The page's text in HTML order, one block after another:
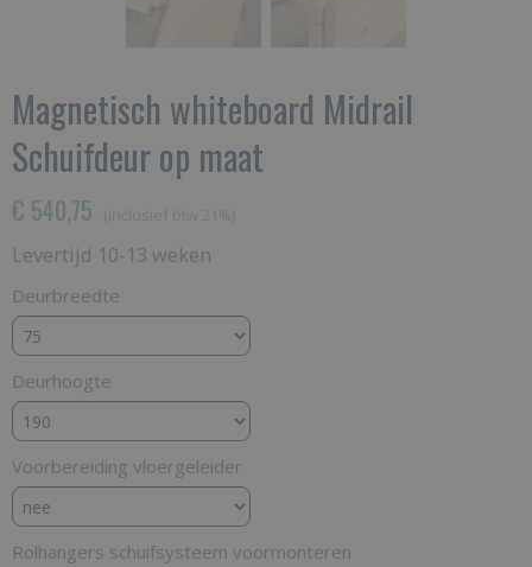
Magnetisch whiteboard Midrail
Schuifdeur op maat
€ 540,75
Levertijd 10-13 weken
Deurbreedte
Deurhoogte
Voorbereiding vloergeleider
Rolhangers schuifsysteem voormonteren